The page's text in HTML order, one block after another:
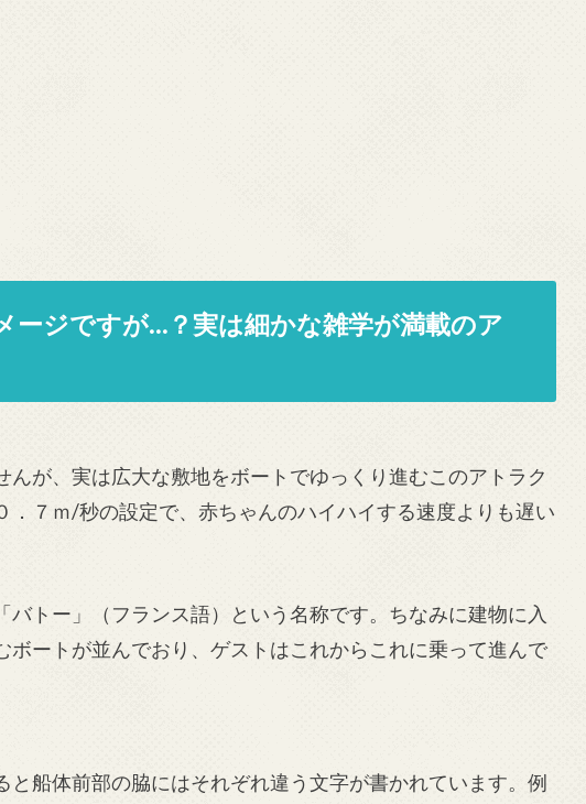
ージですが…？実は細かな雑学が満載のア
んが、実は広大な敷地をボートでゆっくり進むこのアトラク
．７ｍ/秒の設定で、赤ちゃんのハイハイする速度よりも遅い
バトー」（フランス語）という名称です。ちなみに建物に入
ボートが並んでおり、ゲストはこれからこれに乗って進んで
と船体前部の脇にはそれぞれ違う文字が書かれています。例